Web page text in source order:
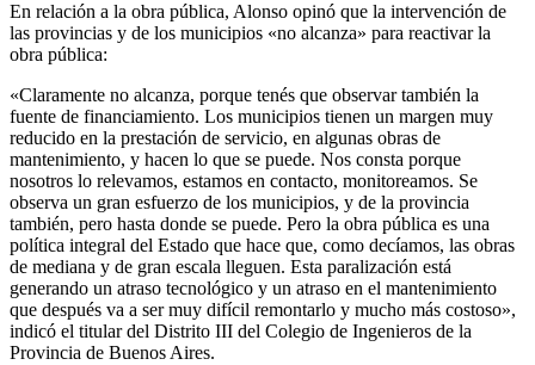
En relación a la obra pública, Alonso opinó que la intervención de
las provincias y de los municipios «no alcanza» para reactivar la
obra pública:
«Claramente no alcanza, porque tenés que observar también la
fuente de financiamiento. Los municipios tienen un margen muy
reducido en la prestación de servicio, en algunas obras de
mantenimiento, y hacen lo que se puede. Nos consta porque
nosotros lo relevamos, estamos en contacto, monitoreamos. Se
observa un gran esfuerzo de los municipios, y de la provincia
también, pero hasta donde se puede. Pero la obra pública es una
política integral del Estado que hace que, como decíamos, las obras
de mediana y de gran escala lleguen. Esta paralización está
generando un atraso tecnológico y un atraso en el mantenimiento
que después va a ser muy difícil remontarlo y mucho más costoso»,
indicó el titular del Distrito III del Colegio de Ingenieros de la
Provincia de Buenos Aires.